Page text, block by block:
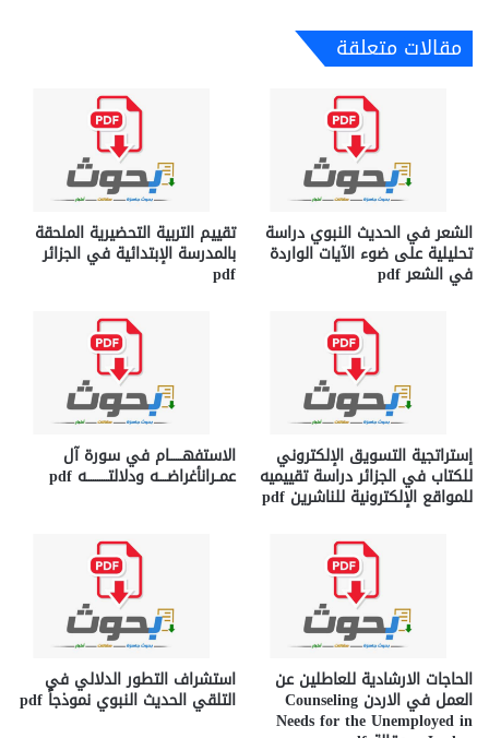
مقالات متعلقة
الشعر في الحديث النبوي دراسة
تحليلية على ضوء الآيات الواردة
في الشعر pdf
تقييم التربية التحضيرية الملحقة
بالمدرسة الإبتدائية في الجزائر
pdf
إستراتجية التسويق الإلكتروني
للكتاب في الجزائر دراسة تقييميه
للمواقع الإلكترونية للناشرين pdf
الاستفهــــــام في سورة آل
عمــرانأغراضــــه ودلالتــــــــــه pdf
الحاجات الارشادية للعاطلين عن
العمل في الاردن Counseling
Needs for the Unemployed in
استشراف التطور الدلالي في
التلقي الحديث النبوي نموذجاً pdf